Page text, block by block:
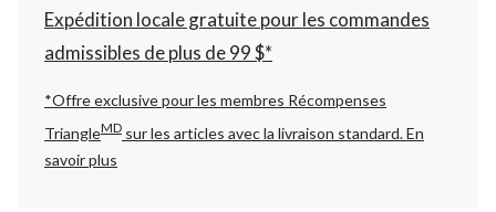
changer
Expédition locale gratuite pour les commandes
admissibles de plus de 99 $*
*Offre exclusive pour les membres Récompenses
TriangleMD sur les articles avec la livraison standard.En
savoir plus